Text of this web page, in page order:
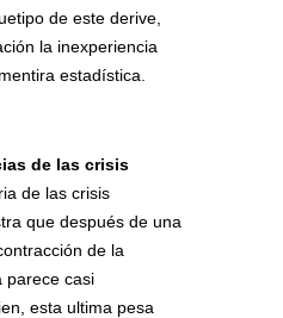
de este derive,
la inexperiencia
estadística.
de las crisis
de las crisis
que después de una
de la
parece casi
esta ultima pesa